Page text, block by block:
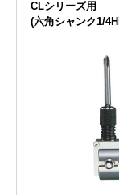
CLシリーズ用
(六角シャンク1/